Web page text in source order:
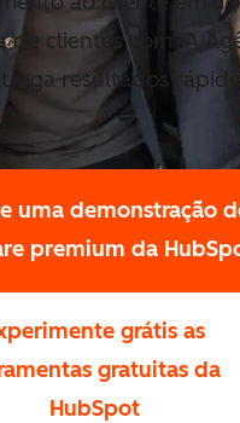
de clientes com IA
resultados
uma demonstração
premium da
grátis as
gratuitas da
HubSpot